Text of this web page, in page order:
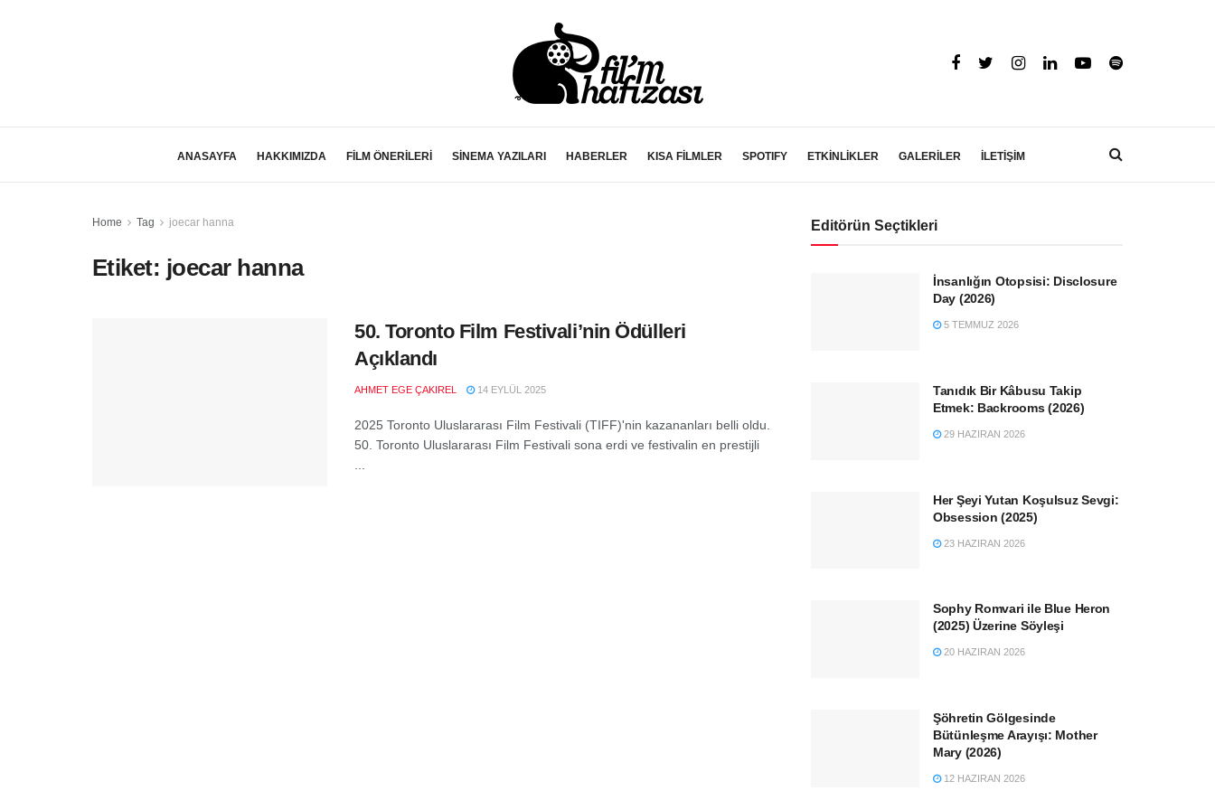
ANASAYFA HAKKIMIZDA FİLM ÖNERİLERİ SİNEMA YAZILARI HABERLER KISA FİLMLER SPOTIFY ETKİNLİKLER GALERİLER İLETİŞİM
Home Tag joecar hanna
Etiket: joecar hanna
50. Toronto Film Festivali’nin Ödülleri
Açıklandı
AHMET EGE ÇAKIREL 14 EYLÜL 2025
2025 Toronto Uluslararası Film Festivali (TIFF)'nin kazananları belli oldu.
50. Toronto Uluslararası Film Festivali sona erdi ve festivalin en prestijli
Editörün Seçtikleri
İnsanlığın Otopsisi: Disclosure
Day (2026)
5 TEMMUZ 2026
Tanıdık Bir Kâbusu Takip
Etmek: Backrooms (2026)
29 HAZIRAN 2026
Her Şeyi Yutan Koşulsuz Sevgi:
Obsession (2025)
23 HAZIRAN 2026
Sophy Romvari ile Blue Heron
(2025) Üzerine Söyleşi
20 HAZIRAN 2026
Şöhretin Gölgesinde
Bütünleşme Arayışı: Mother
Mary (2026)
12 HAZIRAN 2026